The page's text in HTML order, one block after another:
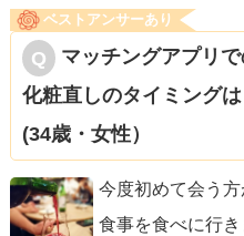
ベストアンサーあり
マッチングアプリ
化粧直しのタイミング
(34歳・女性）
今度初めて会う
食事を食べに行